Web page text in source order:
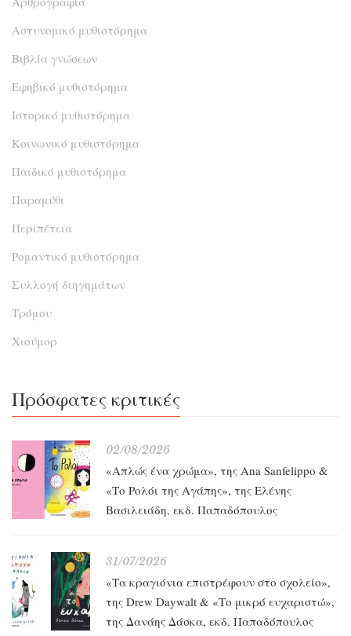
Αστυνομικό μυθιστόρημα
Βιβλία γνώσεων
Εφηβικό μυθιστόρημα
Ιστορικό μυθιστόρημα
Κοινωνικό μυθιστόρημα
Παιδικό μυθιστόρημα
Παραμύθι
Περιπέτεια
Ρομαντικό μυθιστόρημα
Συλλογή διηγημάτων
Τρόμου
Χιούμορ
Πρόσφατες κριτικές
02/08/2026
«Απλώς ένα χρώμα», της Ana Sanfelippo &
«Το Ρολόι της Αγάπης», της Ελένης
Βασιλειάδη, εκδ. Παπαδόπουλος
31/07/2026
«Τα κραγιόνια επιστρέφουν στο σχολείο»,
της Drew Daywalt & «Το μικρό ευχαριστώ»,
της Δανάης Δάσκα, εκδ. Παπαδόπουλος